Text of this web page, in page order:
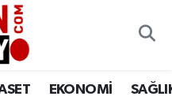
EKONOMİ